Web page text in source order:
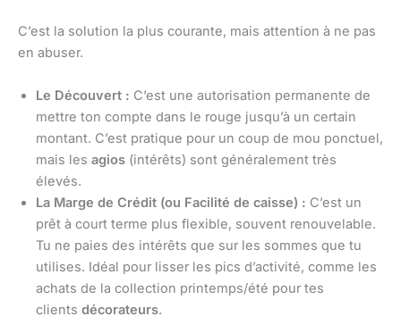
C’est la solution la plus courante, mais attention à ne pas
en abuser.
Le Découvert : C’est une autorisation permanente de
mettre ton compte dans le rouge jusqu’à un certain
montant. C’est pratique pour un coup de mou ponctuel,
mais les agios (intérêts) sont généralement très
élevés.
La Marge de Crédit (ou Facilité de caisse) : C’est un
prêt à court terme plus flexible, souvent renouvelable.
Tu ne paies des intérêts que sur les sommes que tu
utilises. Idéal pour lisser les pics d’activité, comme les
achats de la collection printemps/été pour tes
clients décorateurs.